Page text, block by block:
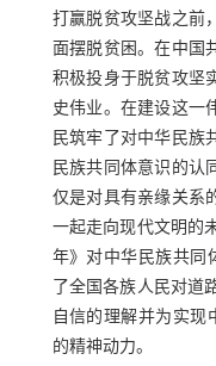
打赢脱贫攻坚战之前
面摆脱贫困。在中国
积极投身于脱贫攻坚
史伟业。在建设这一
民筑牢了对中华民族
民族共同体意识的认
仅是对具有亲缘关系
一起走向现代文明的
年》对中华民族共同
了全国各族人民对道
自信的理解并为实现
的精神动力。